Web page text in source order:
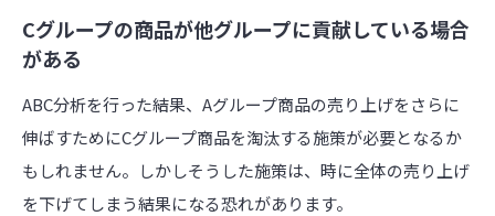
Cグループの商品が他グループに貢献している場合
がある
ABC分析を行った結果、Aグループ商品の売り上げをさらに
伸ばすためにCグループ商品を淘汰する施策が必要となるか
もしれません。しかしそうした施策は、時に全体の売り上げ
を下げてしまう結果になる恐れがあります。